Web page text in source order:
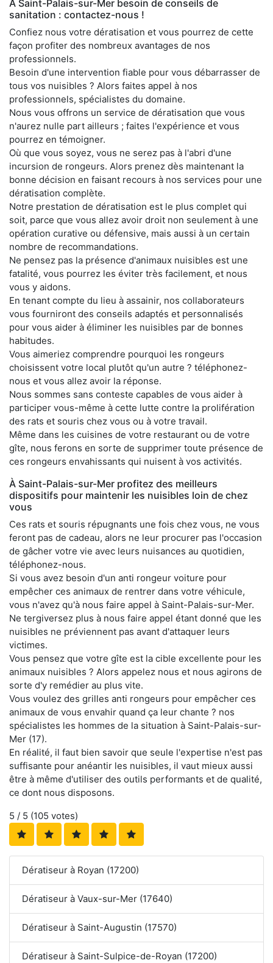
À Saint-Palais-sur-Mer besoin de conseils de
sanitation : contactez-nous !
Confiez nous votre dératisation et vous pourrez de cette
façon profiter des nombreux avantages de nos
professionnels.
Besoin d'une intervention fiable pour vous débarrasser de
tous vos nuisibles ? Alors faites appel à nos
professionnels, spécialistes du domaine.
Nous vous offrons un service de dératisation que vous
n'aurez nulle part ailleurs ; faites l'expérience et vous
pourrez en témoigner.
Où que vous soyez, vous ne serez pas à l'abri d'une
incursion de rongeurs. Alors prenez dès maintenant la
bonne décision en faisant recours à nos services pour une
dératisation complète.
Notre prestation de dératisation est le plus complet qui
soit, parce que vous allez avoir droit non seulement à une
opération curative ou défensive, mais aussi à un certain
nombre de recommandations.
Ne pensez pas la présence d'animaux nuisibles est une
fatalité, vous pourrez les éviter très facilement, et nous
vous y aidons.
En tenant compte du lieu à assainir, nos collaborateurs
vous fourniront des conseils adaptés et personnalisés
pour vous aider à éliminer les nuisibles par de bonnes
habitudes.
Vous aimeriez comprendre pourquoi les rongeurs
choisissent votre local plutôt qu'un autre ? téléphonez-
nous et vous allez avoir la réponse.
Nous sommes sans conteste capables de vous aider à
participer vous-même à cette lutte contre la prolifération
des rats et souris chez vous ou à votre travail.
Même dans les cuisines de votre restaurant ou de votre
gîte, nous ferons en sorte de supprimer toute présence de
ces rongeurs envahissants qui nuisent à vos activités.
À Saint-Palais-sur-Mer profitez des meilleurs
dispositifs pour maintenir les nuisibles loin de chez
vous
Ces rats et souris répugnants une fois chez vous, ne vous
feront pas de cadeau, alors ne leur procurer pas l'occasion
de gâcher votre vie avec leurs nuisances au quotidien,
téléphonez-nous.
Si vous avez besoin d'un anti rongeur voiture pour
empêcher ces animaux de rentrer dans votre véhicule,
vous n'avez qu'à nous faire appel à Saint-Palais-sur-Mer.
Ne tergiversez plus à nous faire appel étant donné que les
nuisibles ne préviennent pas avant d'attaquer leurs
victimes.
Vous pensez que votre gîte est la cible excellente pour les
animaux nuisibles ? Alors appelez nous et nous agirons de
sorte d'y remédier au plus vite.
Vous voulez des grilles anti rongeurs pour empêcher ces
animaux de vous envahir quand ça leur chante ? nos
spécialistes les hommes de la situation à Saint-Palais-sur-
Mer (17).
En réalité, il faut bien savoir que seule l'expertise n'est pas
suffisante pour anéantir les nuisibles, il vaut mieux aussi
être à même d'utiliser des outils performants et de qualité,
ce dont nous disposons.
5 / 5 (105 votes)
Dératiseur à Royan (17200)
Dératiseur à Vaux-sur-Mer (17640)
Dératiseur à Saint-Augustin (17570)
Dératiseur à Saint-Sulpice-de-Royan (17200)